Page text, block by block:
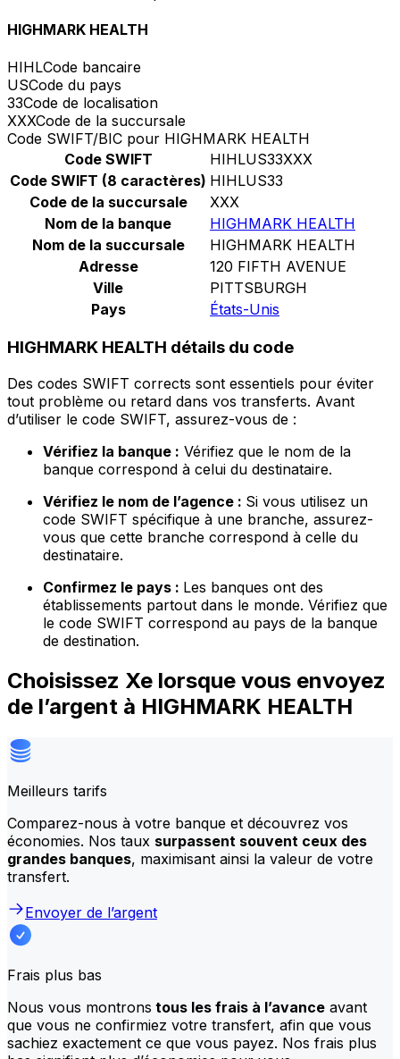
HIGHMARK HEALTH
HIHLCode bancaire
USCode du pays
33Code de localisation
XXXCode de la succursale
Code SWIFT/BIC pour HIGHMARK HEALTH
Code SWIFT
HIHLUS33XXX
Code SWIFT (8 caractères) HIHLUS33
Code de la succursale
XXX
Nom de la banque
HIGHMARK HEALTH
Nom de la succursale
HIGHMARK HEALTH
Adresse
120 FIFTH AVENUE
Ville
PITTSBURGH
Pays
États-Unis
HIGHMARK HEALTH détails du code
Des codes SWIFT corrects sont essentiels pour éviter
tout problème ou retard dans vos transferts. Avant
d’utiliser le code SWIFT, assurez-vous de :
Vérifiez la banque : Vérifiez que le nom de la
banque correspond à celui du destinataire.
Vérifiez le nom de l’agence : Si vous utilisez un
code SWIFT spécifique à une branche, assurez-
vous que cette branche correspond à celle du
destinataire.
Confirmez le pays : Les banques ont des
établissements partout dans le monde. Vérifiez que
le code SWIFT correspond au pays de la banque
de destination.
Choisissez Xe lorsque vous envoyez
de l’argent à HIGHMARK HEALTH
Meilleurs tarifs
Comparez-nous à votre banque et découvrez vos
économies. Nos taux surpassent souvent ceux des
grandes banques, maximisant ainsi la valeur de votre
transfert.
Envoyer de l’argent
Frais plus bas
Nous vous montrons tous les frais à l’avance avant
que vous ne confirmiez votre transfert, afin que vous
sachiez exactement ce que vous payez. Nos frais plus